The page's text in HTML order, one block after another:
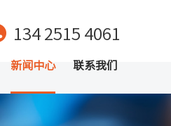
134 2515 4061
新闻中心 联系我们